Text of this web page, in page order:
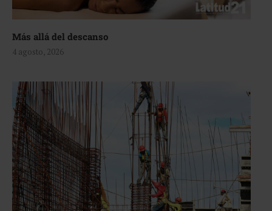
Más allá del descanso
4 agosto, 2026